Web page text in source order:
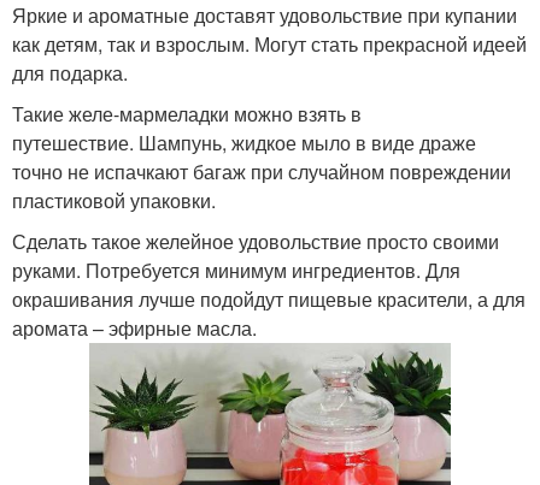
Яркие и ароматные доставят удовольствие при купании
как детям, так и взрослым. Могут стать прекрасной идеей
для подарка.
Такие желе-мармеладки можно взять в
путешествие. Шампунь, жидкое мыло в виде драже
точно не испачкают багаж при случайном повреждении
пластиковой упаковки.
Сделать такое желейное удовольствие просто своими
руками. Потребуется минимум ингредиентов. Для
окрашивания лучше подойдут пищевые красители, а для
аромата – эфирные масла.